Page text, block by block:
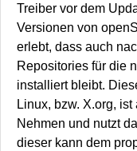
Treiber vor dem
Versionen von
erlebt, dass auch
Repositories für die
installiert bleibt.
Linux, bzw. X.org,
Nehmen und nutzt
dieser kann dem